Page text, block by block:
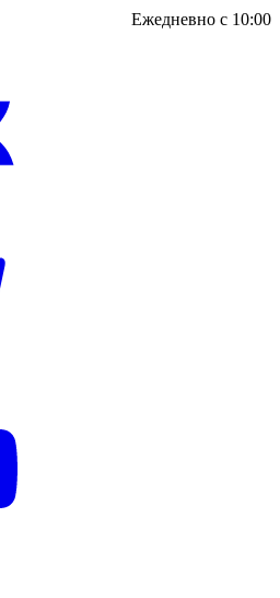
Ежедневно с 10:00